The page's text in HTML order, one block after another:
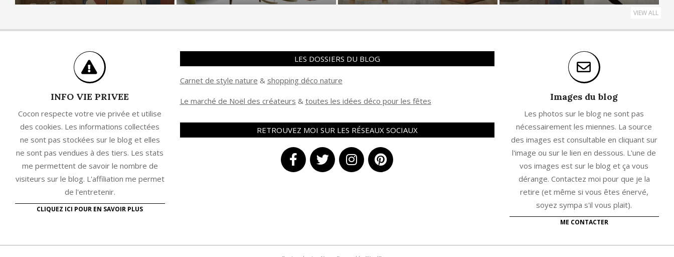
VIEW ALL
INFO VIE PRIVEE
Cocon respecte votre vie privée et utilise
des cookies. Les informations collectées
ne sont pas stockées sur le blog et elles
ne sont pas vendues à des tiers. Les stats
me permettent de savoir le nombre de
visiteurs sur le blog. L'affiliation me permet
de l'entretenir.
CLIQUEZ ICI POUR EN SAVOIR PLUS
LES DOSSIERS DU BLOG
Carnet de style nature & shopping déco nature
Le marché de Noël des créateurs & toutes les idées déco pour les fêtes
RETROUVEZ MOI SUR LES RÉSEAUX SOCIAUX
Images du blog
Les photos sur le blog ne sont pas
nécessairement les miennes. La source
des images est consultable en cliquant sur
l'image ou sur le lien en dessous. L'une de
vos images est sur le blog et ça vous
dérange. Contactez moi pour que je la
retire (et même si vous êtes énervé,
soyez sympa s'il vous plait).
ME CONTACTER